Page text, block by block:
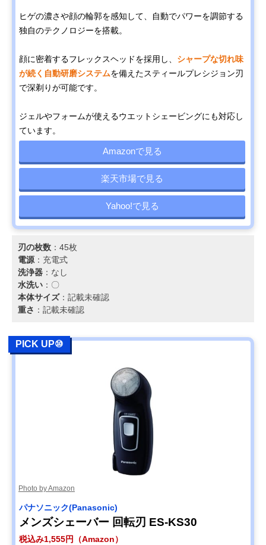
ヒゲの濃さや顔の輪郭を感知して、自動でパワーを調節する
独自のテクノロジーを搭載。
顔に密着するフレックスヘッドを採用し、 シャープな切れ味
が続く自動研磨システムを備えたスティールプレシジョン刃
で深剃りが可能です。
ジェルやフォームが使えるウエットシェービングにも対応し
ています。
Amazonで見る
楽天市場で見る
Yahoo!で見る
刃の枚数 ：45枚
電源 ：充電式
洗浄器 ：なし
水洗い ：〇
本体サイズ：記載未確認
重さ ：記載未確認
PICK UP⑩
Photo by Amazon
パナソニック(Panasonic)
メンズシェーバー 回転刃 ES-KS30
税込み1,555円（Amazon）